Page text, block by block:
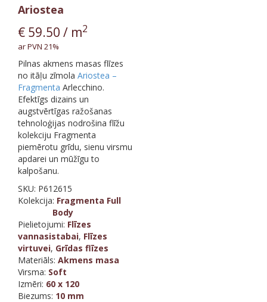
Ariostea
€ 59.50 / m2
ar PVN 21%
Pilnas akmens masas flīzes
no itāļu zīmola Ariostea –
Fragmenta Arlecchino.
Efektīgs dizains un
augstvērtīgas ražošanas
tehnoloģijas nodrošina flīžu
kolekciju Fragmenta
piemērotu grīdu, sienu virsmu
apdarei un mūžīgu to
kalpošanu.
SKU: P612615
Kolekcija: Fragmenta Full
Body
Pielietojumi: Flīzes
vannasistabai, Flīzes
virtuvei, Grīdas flīzes
Materiāls: Akmens masa
Virsma: Soft
Izmēri: 60 x 120
Biezums: 10 mm